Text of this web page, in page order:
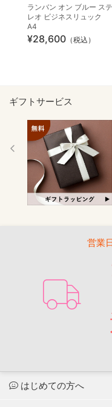
ランバン オン ブルー ステ
レオ ビジネスリュック
A4
¥28,600 （税込）
ギフトサービス
営業
はじめての方へ